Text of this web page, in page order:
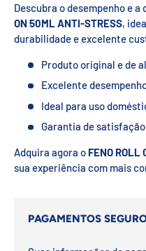
Descubra o desempenho e
ON 50ML ANTI-STRESS,
durabilidade e excelente
Produto original e de
Excelente
Ideal para uso
Garantia de satisfação
Adquira agora o FENO ROLL
sua experiência com mais
PAGAMENTOS